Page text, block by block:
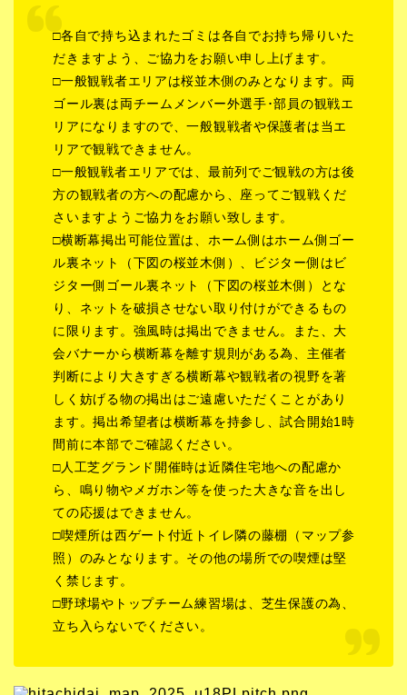
□各自で持ち込まれたゴミは各自でお持ち帰りいた
だきますよう、ご協力をお願い申し上げます。
□一般観戦者エリアは桜並木側のみとなります。両
ゴール裏は両チームメンバー外選手･部員の観戦エ
リアになりますので、一般観戦者や保護者は当エ
リアで観戦できません。
□一般観戦者エリアでは、最前列でご観戦の方は後
方の観戦者の方への配慮から、座ってご観戦くだ
さいますようご協力をお願い致します。
□横断幕掲出可能位置は、ホーム側はホーム側ゴー
ル裏ネット（下図の桜並木側）、ビジター側はビ
ジター側ゴール裏ネット（下図の桜並木側）とな
り、ネットを破損させない取り付けができるもの
に限ります。強風時は掲出できません。また、大
会バナーから横断幕を離す規則がある為、主催者
判断により大きすぎる横断幕や観戦者の視野を著
しく妨げる物の掲出はご遠慮いただくことがあり
ます。掲出希望者は横断幕を持参し、試合開始1時
間前に本部でご確認ください。
□人工芝グランド開催時は近隣住宅地への配慮か
ら、鳴り物やメガホン等を使った大きな音を出し
ての応援はできません。
□喫煙所は西ゲート付近トイレ隣の藤棚（マップ参
照）のみとなります。その他の場所での喫煙は堅
く禁じます。
□野球場やトップチーム練習場は、芝生保護の為、
立ち入らないでください。